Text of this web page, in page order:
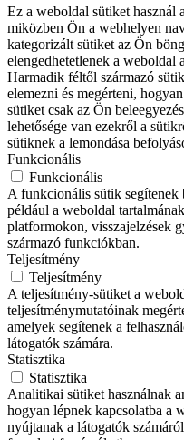
Ez a weboldal sütiket használ
miközben Ön a webhelyen
kategorizált sütiket az Ön
elengedhetetlenek a weboldal
Harmadik féltől származó
elemezni és megérteni,
sütiket csak az Ön
lehetősége van ezekről a
sütiknek a lemondása
Funkcionális
Funkcionális
A funkcionális sütik segítenek
például a weboldal
platformokon, visszajelzések
származó funkciókban.
Teljesítmény
Teljesítmény
A teljesítmény-sütiket a
teljesítménymutatóinak
amelyek segítenek a
látogatók számára.
Statisztika
Statisztika
Analitikai sütiket használnak
hogyan lépnek kapcsolatba a
nyújtanak a látogatók